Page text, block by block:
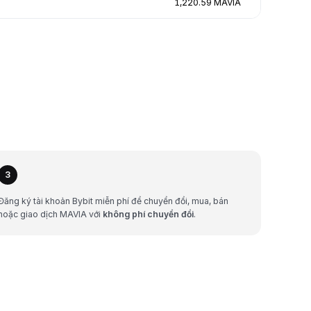
1,220.59 MAVIA
3
ký tài khoản Bybit miễn phí để chuyển đổi, mua, bán
giao dịch MAVIA với không phí chuyển đổi.